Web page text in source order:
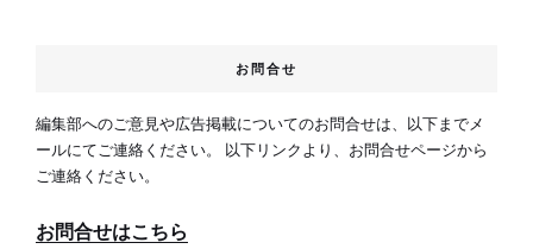
お問合せ
編集部へのご意見や広告掲載についてのお問合せは、以下までメ
ールにてご連絡ください。 以下リンクより、お問合せページから
ご連絡ください。
お問合せはこちら